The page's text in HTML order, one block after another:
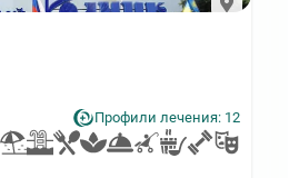
Профили лечения: 12